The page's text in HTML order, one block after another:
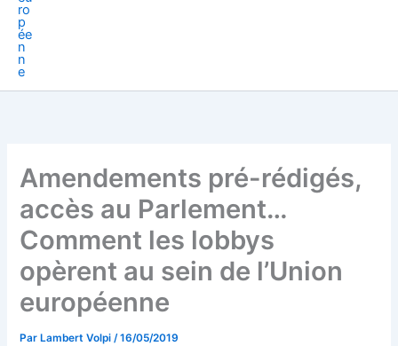
Amendements pré-rédigés,
accès au Parlement…
Comment les lobbys
opèrent au sein de l’Union
européenne
Par Lambert Volpi/16/05/2019